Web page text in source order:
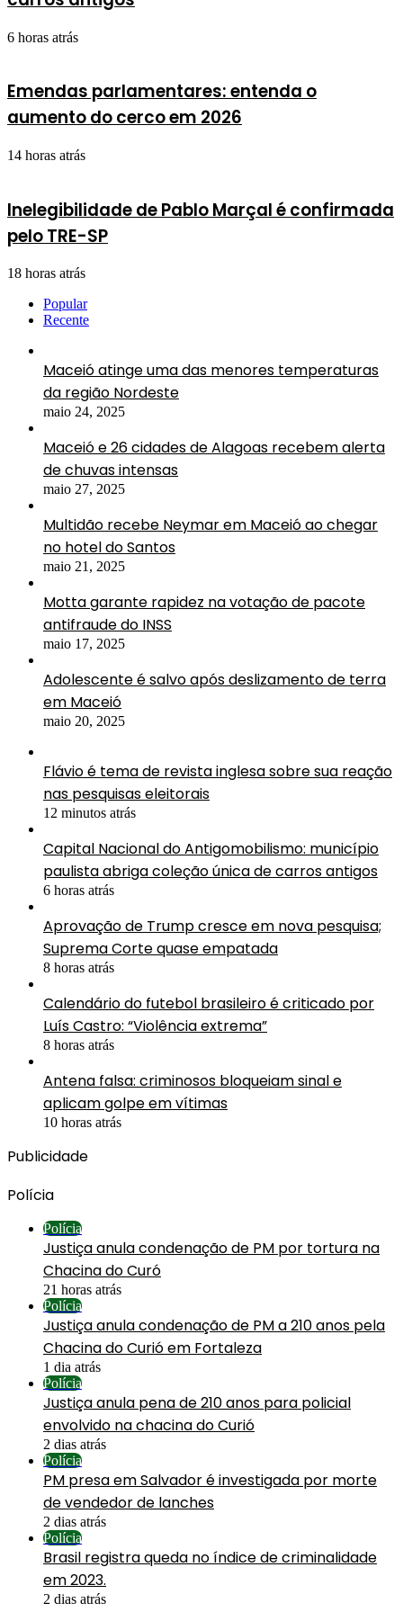
6 horas atrás
Emendas parlamentares: entenda o
aumento do cerco em 2026
14 horas atrás
Inelegibilidade de Pablo Marçal é confirmada
pelo TRE-SP
18 horas atrás
Popular
Recente
Maceió atinge uma das menores temperaturas
da região Nordeste
maio 24, 2025
Maceió e 26 cidades de Alagoas recebem alerta
de chuvas intensas
maio 27, 2025
Multidão recebe Neymar em Maceió ao chegar
no hotel do Santos
maio 21, 2025
Motta garante rapidez na votação de pacote
antifraude do INSS
maio 17, 2025
Adolescente é salvo após deslizamento de terra
em Maceió
maio 20, 2025
Flávio é tema de revista inglesa sobre sua reação
nas pesquisas eleitorais
12 minutos atrás
Capital Nacional do Antigomobilismo: município
paulista abriga coleção única de carros antigos
6 horas atrás
Aprovação de Trump cresce em nova pesquisa;
Suprema Corte quase empatada
8 horas atrás
Calendário do futebol brasileiro é criticado por
Luís Castro: “Violência extrema”
8 horas atrás
Antena falsa: criminosos bloqueiam sinal e
aplicam golpe em vítimas
10 horas atrás
Publicidade
Polícia
Polícia
Justiça anula condenação de PM por tortura na
Chacina do Curó
21 horas atrás
Polícia
Justiça anula condenação de PM a 210 anos pela
Chacina do Curió em Fortaleza
1 dia atrás
Polícia
Justiça anula pena de 210 anos para policial
envolvido na chacina do Curió
2 dias atrás
Polícia
PM presa em Salvador é investigada por morte
de vendedor de lanches
2 dias atrás
Polícia
Brasil registra queda no índice de criminalidade
em 2023.
2 dias atrás